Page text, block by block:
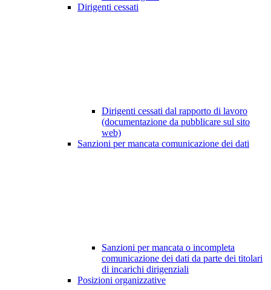
Dirigenti cessati
Dirigenti cessati dal rapporto di lavoro
(documentazione da pubblicare sul sito
web)
Sanzioni per mancata comunicazione dei dati
Sanzioni per mancata o incompleta
comunicazione dei dati da parte dei titolari
di incarichi dirigenziali
Posizioni organizzative